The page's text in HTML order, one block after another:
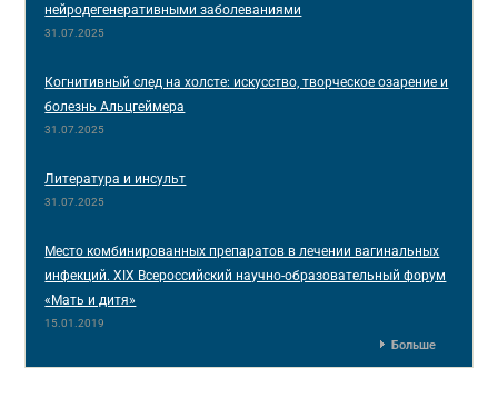
нейродегенеративными заболеваниями
31.07.2025
Когнитивный след на холсте: искусство, творческое озарение и
болезнь Альцгеймера
31.07.2025
Литература и инсульт
31.07.2025
Место комбинированных препаратов в лечении вагинальных
инфекций. XIX Всероссийский научно-образовательный форум
«Мать и дитя»
15.01.2019
Больше